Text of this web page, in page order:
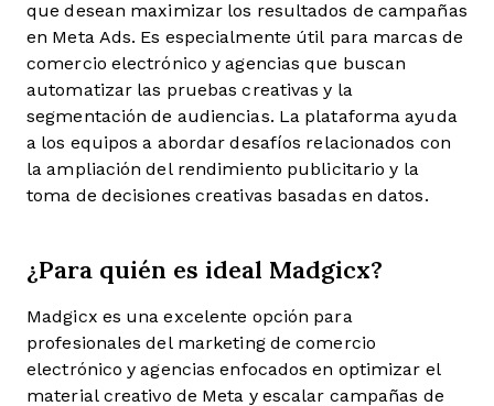
que desean maximizar los resultados de campañas
en Meta Ads. Es especialmente útil para marcas de
comercio electrónico y agencias que buscan
automatizar las pruebas creativas y la
segmentación de audiencias. La plataforma ayuda
a los equipos a abordar desafíos relacionados con
la ampliación del rendimiento publicitario y la
toma de decisiones creativas basadas en datos.
¿Para quién es ideal Madgicx?
Madgicx es una excelente opción para
profesionales del marketing de comercio
electrónico y agencias enfocados en optimizar el
material creativo de Meta y escalar campañas de